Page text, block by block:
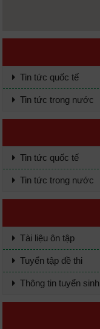
Tin tức quốc tế
Tin tức trong nước
Tin tức quốc tế
Tin tức trong nước
Tài liệu ôn tập
Tuyển tập đề thi
Thông tin tuyển sinh